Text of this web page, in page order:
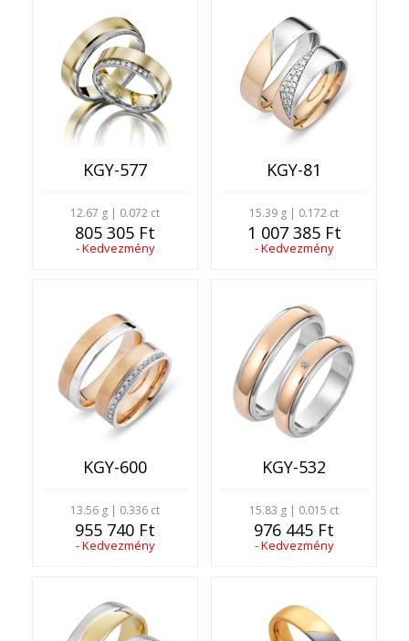
KGY-577
12.67 g | 0.072 ct
805 305 Ft
- Kedvezmény
KGY-81
15.39 g | 0.172 ct
1 007 385 Ft
- Kedvezmény
KGY-600
13.56 g | 0.336 ct
955 740 Ft
- Kedvezmény
KGY-532
15.83 g | 0.015 ct
976 445 Ft
- Kedvezmény